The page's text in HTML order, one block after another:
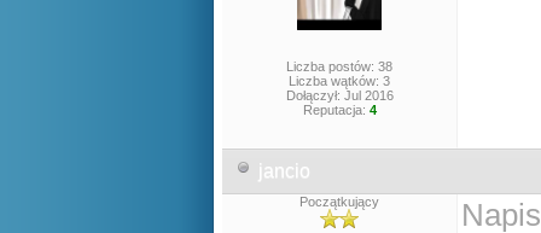
Liczba postów: 38
Liczba wątków: 3
Dołączył: Jul 2016
Reputacja: 4
jancio
Początkujący